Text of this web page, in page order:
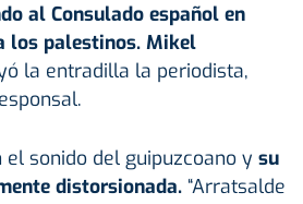
al Consulado español en
los palestinos. Mikel
la entradilla la periodista,
el sonido del guipuzcoano y su
distorsionada. “Arratsalde